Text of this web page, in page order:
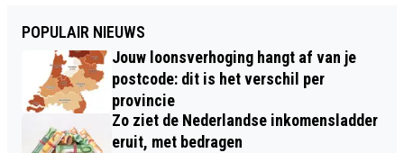
POPULAIR NIEUWS
Jouw loonsverhoging hangt af van je
postcode: dit is het verschil per
provincie
Zo ziet de Nederlandse inkomensladder
eruit, met bedragen